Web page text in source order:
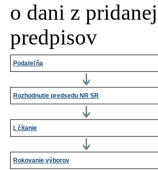
o dani z
predpisov
Podateľňa
Rozhodnutie predsedu NR SR
I. čítanie
Rokovanie výborov